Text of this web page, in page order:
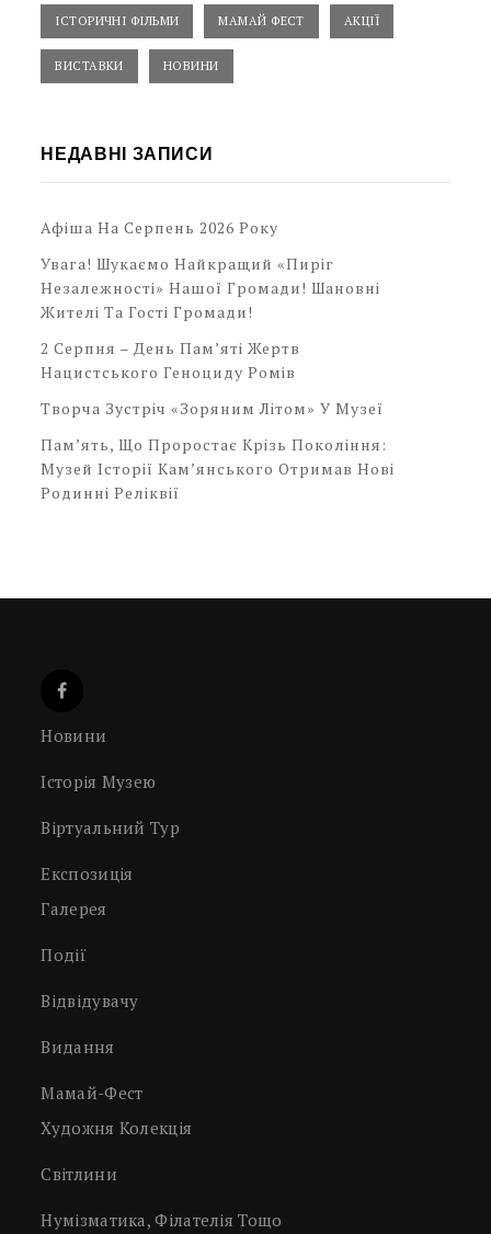
ІСТОРИЧНІ ФІЛЬМИ МАМАЙ ФЕСТ АКЦІЇ
ВИСТАВКИ НОВИНИ
НЕДАВНІ ЗАПИСИ
Афіша На Серпень 2026 Року
Увага! Шукаємо Найкращий «Пиріг
Незалежності» Нашої Громади! Шановні
Жителі Та Гості Громади!
2 Серпня – День Пам’яті Жертв
Нацистського Геноциду Ромів
Творча Зустріч «Зоряним Літом» У Музеї
Пам’ять, Що Проростає Крізь Покоління:
Музей Історії Кам’янського Отримав Нові
Родинні Реліквії
Новини
Історія Музею
Віртуальний Тур
Експозиція
Галерея
Події
Відвідувачу
Видання
Мамай-Фест
Художня Колекція
Світлини
Нумізматика, Філателія Тощо